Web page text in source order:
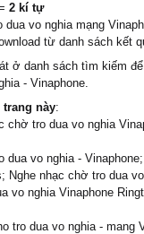
2 kí tự
vo nghia mạng
từ danh sách kết
ở danh sách tìm kiếm
- Vinaphone.
này:
chờ tro dua vo nghia
dua vo nghia -
Nghe nhạc chờ tro dua
vo nghia Vinaphone
tro dua vo nghia - mang